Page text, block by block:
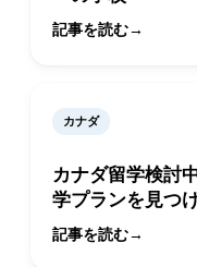
記事を読む
カナダ
カナダ留学検討
学プランを見つ
記事を読む